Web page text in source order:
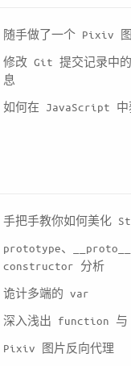
随手做了一个 Pixiv
修改 Git 提交记录中
息
如何在 JavaScript 中
手把手教你如何美化
prototype、
constructor 分析
诡计多端的 var
深入浅出 function
Pixiv 图片反向代理